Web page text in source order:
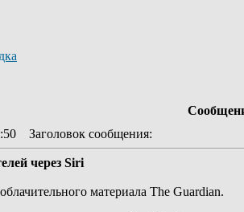
Заголовок сообщения:
через Siri
материала The Guardian.